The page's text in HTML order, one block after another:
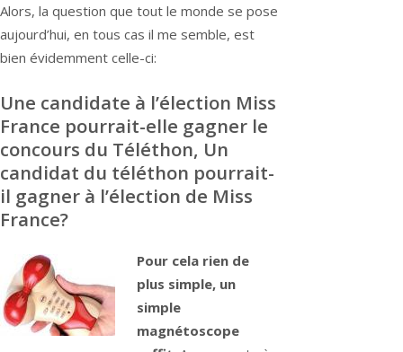
Alors, la question que tout le monde se pose
aujourd’hui, en tous cas il me semble, est
bien évidemment celle-ci:
Une candidate à l’élection Miss
France pourrait-elle gagner le
concours du Téléthon, Un
candidat du téléthon pourrait-
il gagner à l’élection de Miss
France?
Pour cela rien de
plus simple, un
simple
magnétoscope